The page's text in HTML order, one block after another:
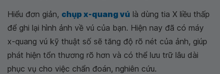
Hiểu đơn giản, chụp x-quang vú là dùng tia X liều thấp
để ghi lại hình ảnh về vú của bạn. Hiện nay đã có máy
x-quang vú kỹ thuật số sẽ tăng độ rõ nét của ảnh, giúp
phát hiện tổn thương rõ hơn và có thể lưu trữ lâu dài
phục vụ cho việc chẩn đoán, nghiên cứu.